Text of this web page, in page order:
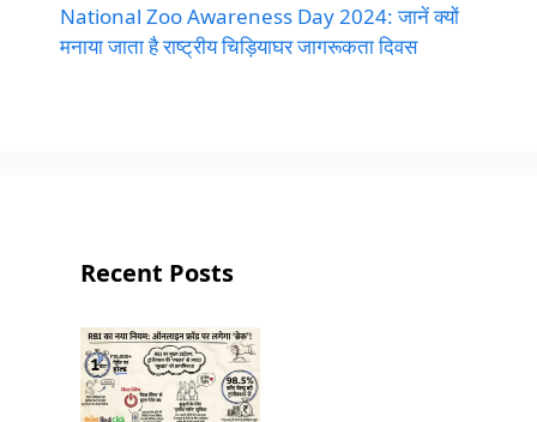
National Zoo Awareness Day 2024: जानें क्यों
मनाया जाता है राष्ट्रीय चिड़ियाघर जागरूकता दिवस
Recent Posts